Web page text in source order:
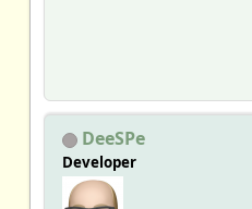
DeeSPe
Developer